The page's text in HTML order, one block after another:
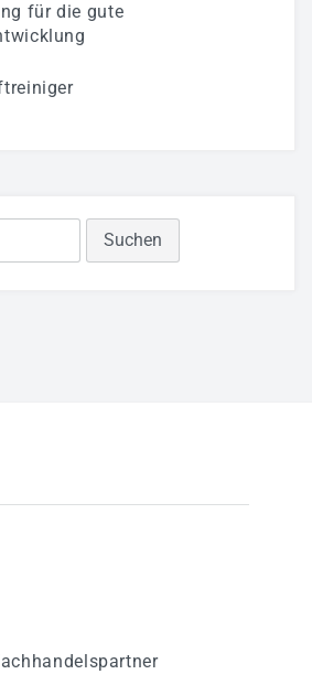
für die gute